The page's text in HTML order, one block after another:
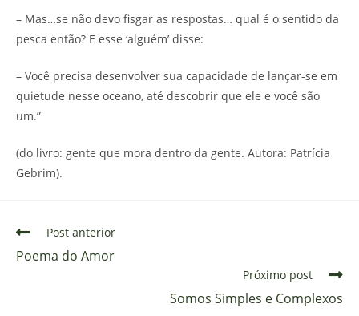
– Mas…se não devo fisgar as respostas… qual é o sentido da
pesca então? E esse ‘alguém’ disse:
– Você precisa desenvolver sua capacidade de lançar-se em
quietude nesse oceano, até descobrir que ele e você são
um.”
(do livro: gente que mora dentro da gente. Autora: Patrícia
Gebrim).
Post anterior
Poema do Amor
Próximo post
Somos Simples e Complexos